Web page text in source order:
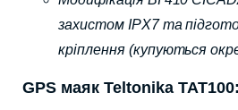
захистом IPX7 та
кріплення (купуються
GPS маяк Teltonika TAT100: